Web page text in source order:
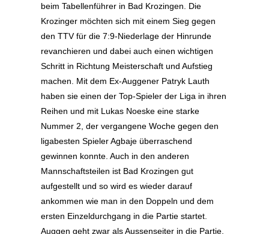
beim Tabellenführer in Bad Krozingen. Die
Krozinger möchten sich mit einem Sieg gegen
den TTV für die 7:9-Niederlage der Hinrunde
revanchieren und dabei auch einen wichtigen
Schritt in Richtung Meisterschaft und Aufstieg
machen. Mit dem Ex-Auggener Patryk Lauth
haben sie einen der Top-Spieler der Liga in ihren
Reihen und mit Lukas Noeske eine starke
Nummer 2, der vergangene Woche gegen den
ligabesten Spieler Agbaje überraschend
gewinnen konnte. Auch in den anderen
Mannschaftsteilen ist Bad Krozingen gut
aufgestellt und so wird es wieder darauf
ankommen wie man in den Doppeln und dem
ersten Einzeldurchgang in die Partie startet.
Auggen geht zwar als Aussenseiter in die Partie,